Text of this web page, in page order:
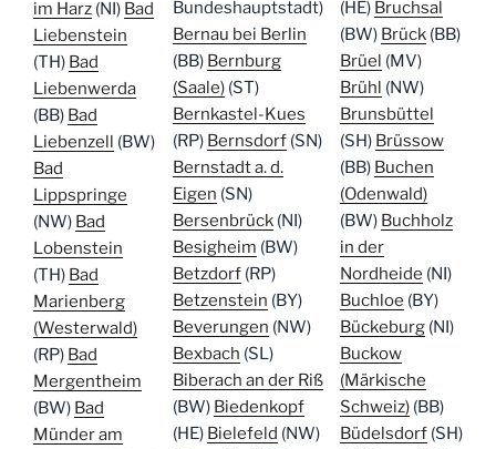
im Harz (NI) Bad
Liebenstein
(TH) Bad
Liebenwerda
(BB) Bad
Liebenzell
(BW)
Bad
Lippspringe
(NW) Bad
Lobenstein
(TH) Bad
Marienberg
(Westerwald)
(RP) Bad
Mergentheim
(BW) Bad
Münder am
Bundeshauptstadt)
Bernau bei Berlin
(BB) Bernburg
(Saale)(ST)
Bernkastel-Kues
(RP) Bernsdorf(SN)
Bernstadt a. d.
Eigen (SN)
Bersenbrück(NI)
Besigheim (BW)
Betzdorf(RP)
Betzenstein (BY)
Beverungen (NW)
Bexbach (SL)
Biberach an der Riß
(BW) Biedenkopf
(HE) Bielefeld (NW)
(HE) Bruchsal
(BW) Brück(BB)
Brüel (MV)
Brühl (NW)
Brunsbüttel
(SH) Brüssow
(BB) Buchen
(Odenwald)
(BW) Buchholz
in der
Nordheide (NI)
Buchloe (BY)
Bückeburg(NI)
Buckow
(Märkische
Schweiz)(BB)
Büdelsdorf(SH)